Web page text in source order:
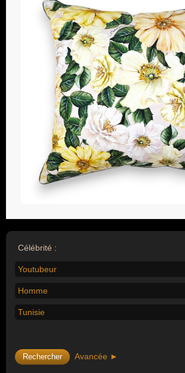
Célébrité :
Youtubeur
Homme
Tunisie
Avancée ►